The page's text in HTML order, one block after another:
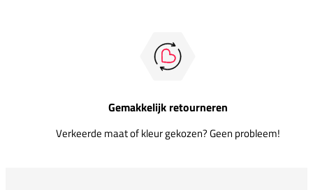
Gemakkelijk retourneren
Verkeerde maat of kleur gekozen? Geen probleem!